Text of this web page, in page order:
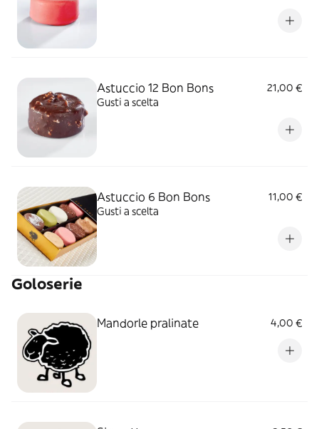
Astuccio 12 Bon Bons
21,00 €
Gusti a scelta
Astuccio 6 Bon Bons
11,00 €
Gusti a scelta
Goloserie
Mandorle pralinate 4,00 €